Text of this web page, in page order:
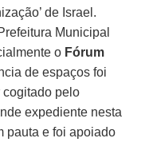
de Israel.
Municipal
o Fórum
de espaços foi
cogitado pelo
expediente nesta
pauta e foi apoiado